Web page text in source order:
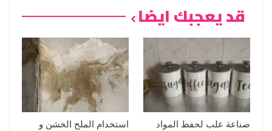
قد يعجبك ايضا
صناعة علب لحفظ المواد
استخدام الملح الخشن و